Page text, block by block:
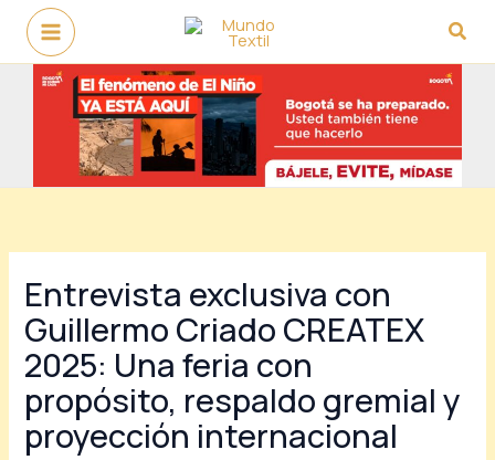
contenido
Entrevista exclusiva con
Guillermo Criado CREATEX
2025: Una feria con
propósito, respaldo gremial y
proyección internacional